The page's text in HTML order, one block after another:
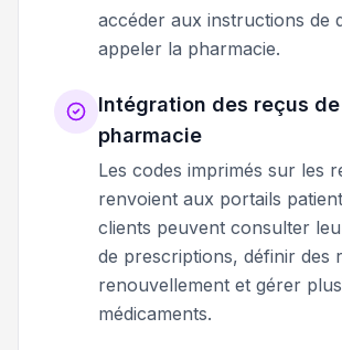
accéder aux instructions de
appeler la pharmacie.
Intégration des reçus de
pharmacie
Les codes imprimés sur les
renvoient aux portails
clients peuvent consulter
de prescriptions, définir des
renouvellement et gérer
médicaments.